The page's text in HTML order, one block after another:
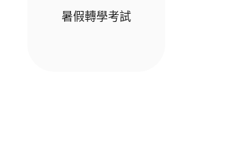
暑假轉學考試